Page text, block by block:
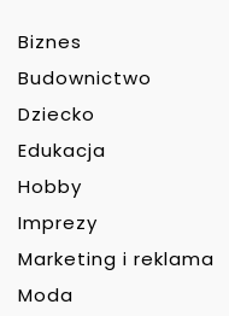
Biznes
Budownictwo
Dziecko
Edukacja
Hobby
Imprezy
Marketing i reklama
Moda